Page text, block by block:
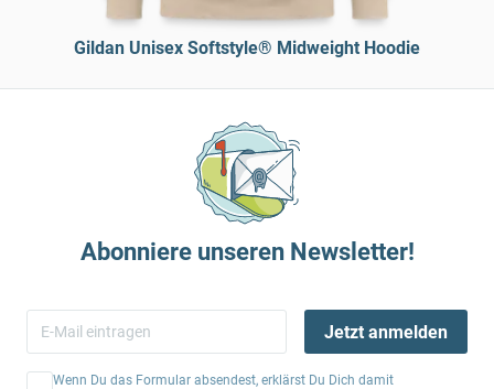
Gildan Unisex Softstyle® Midweight Hoodie
Abonniere unseren Newsletter!
Jetzt anmelden
Wenn Du das Formular absendest, erklärst Du Dich damit